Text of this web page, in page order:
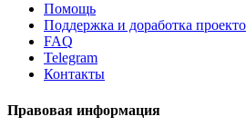
Помощь
Поддержка и доработка
FAQ
Telegram
Контакты
Правовая информация